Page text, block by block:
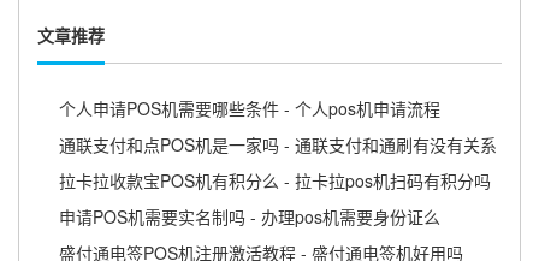
文章推荐
个人申请POS机需要哪些条件 - 个人pos机申请流程
通联支付和点POS机是一家吗 - 通联支付和通刷有没有关系
拉卡拉收款宝POS机有积分么 - 拉卡拉pos机扫码有积分吗
申请POS机需要实名制吗 - 办理pos机需要身份证么
盛付通电签POS机注册激活教程 - 盛付通电签机好用吗